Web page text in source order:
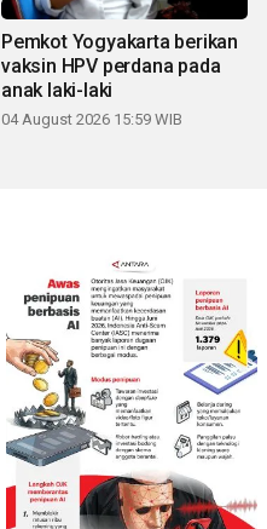
Pemkot Yogyakarta berikan
vaksin HPV perdana pada
anak laki-laki
04 August 2026 15:59 WIB